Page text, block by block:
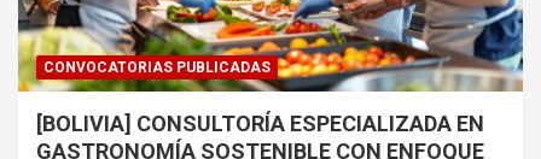
CONVOCATORIAS PUBLICADAS
[BOLIVIA] CONSULTORÍA ESPECIALIZADA EN
GASTRONOMÍA SOSTENIBLE CON ENFOQUE